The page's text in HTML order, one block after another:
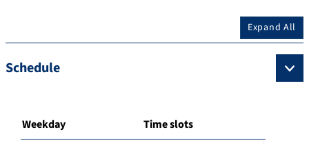
Expand All
Schedule
Weekday Time slots